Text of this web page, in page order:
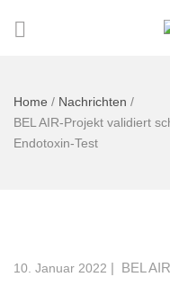
Home / Nachrichten /
BEL AIR-Projekt validiert
Endotoxin-Test
10. Januar 2022 | BEL AIR